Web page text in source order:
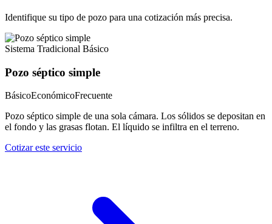
Identifique su tipo de pozo para una cotización más precisa.
Sistema Tradicional Básico
Pozo séptico simple
BásicoEconómicoFrecuente
Pozo séptico simple de una sola cámara. Los sólidos se depositan en
el fondo y las grasas flotan. El líquido se infiltra en el terreno.
Cotizar este servicio